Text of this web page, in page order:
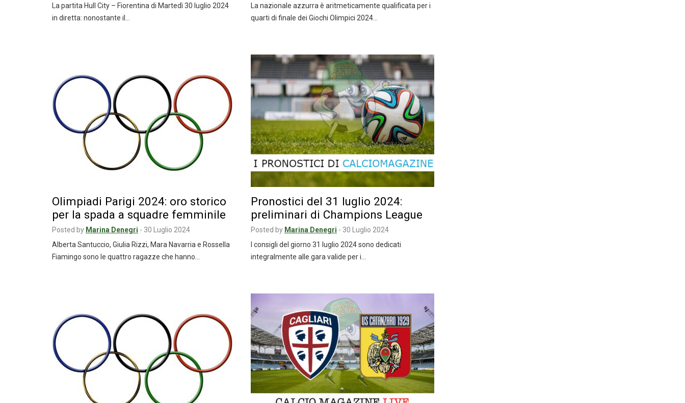
La partita Hull City – Fiorentina di Martedì 30 luglio 2024
in diretta: nonostante il…
La nazionale azzurra è aritmeticamente qualificata per i
quarti di finale dei Giochi Olimpici 2024…
Olimpiadi Parigi 2024: oro storico
per la spada a squadre femminile
Posted by Marina Denegri - 30 Luglio 2024
Alberta Santuccio, Giulia Rizzi, Mara Navarria e Rossella
Fiamingo sono le quattro ragazze che hanno…
Pronostici del 31 luglio 2024:
preliminari di Champions League
Posted by Marina Denegri - 30 Luglio 2024
I consigli del giorno 31 luglio 2024 sono dedicati
integralmente alle gara valide per i…